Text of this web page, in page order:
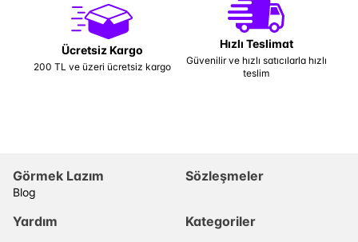
Ücretsiz Kargo
200 TL ve üzeri ücretsiz kargo
Hızlı Teslimat
Güvenilir ve hızlı satıcılarla hızlı
teslim
Görmek Lazım
Blog
Sözleşmeler
Yardım Kategoriler